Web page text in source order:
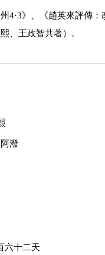
4·3》、《趙英來評傳
、王政智共著）。
潑
六十二天